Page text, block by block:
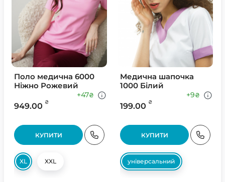
Поло медична 6000
Ніжно Рожевий
949.00 ₴
+47₴
КУПИТИ
XL XXL
Медична шапочка
1000 Білий
199.00 ₴
+9₴
КУПИТИ
універсальний